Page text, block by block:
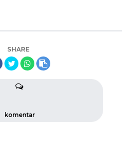
SHARE
komentar